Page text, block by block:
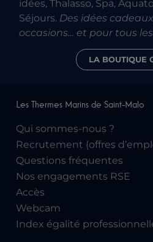
idées, Thalasso, Spa,
Séjours. Des idées
occasions… et pour tous
LA BOUTIQUE
Les Thermes Marins de Saint-Malo
Qui sommes-nous ?
Recrutement (offres
Questions fréquentes
Nos engagements RSE
Accès
Webcam
Index égalité